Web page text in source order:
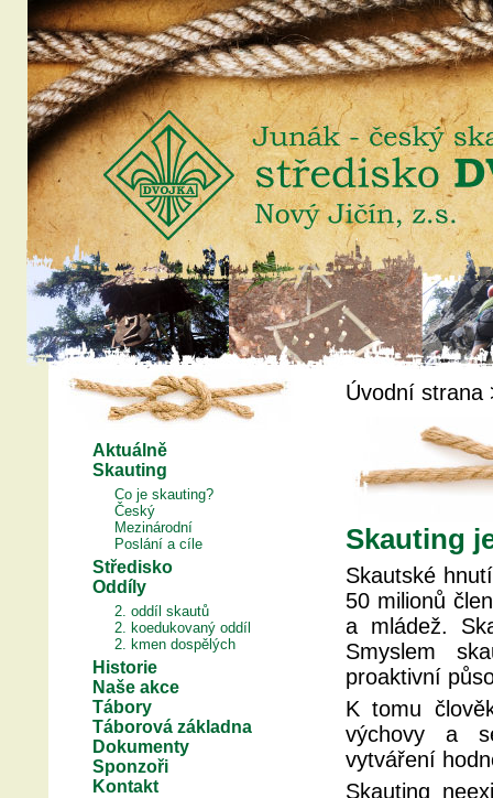
Aktuálně
Skauting
Co je skauting?
Český
Mezinárodní
Poslání a cíle
Středisko
Oddíly
2. oddíl skautů
2. koedukovaný oddíl
2. kmen dospělých
Historie
Naše akce
Tábory
Táborová základna
Dokumenty
Sponzoři
Kontakt
Úvodní strana
Skauting
Skautské
50 milionů
a mládež.
Smyslem
proaktivní
K tomu
výchovy a
vytváření
Skauting